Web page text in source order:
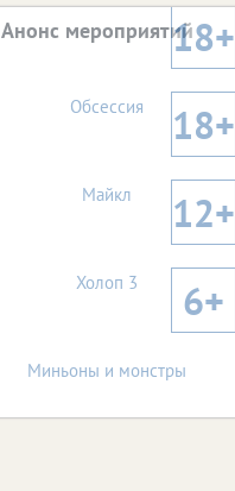
Анонс мероприятий18+
Обсессия 18+
Майкл 12+
Холоп 3 6+
Миньоны и монстры